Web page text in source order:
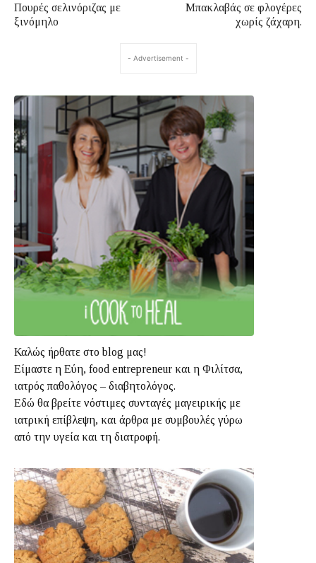
Πουρές σελινόριζας με
ξινόμηλο
Μπακλαβάς σε φλογέρες
χωρίς ζάχαρη.
- Advertisement -
Καλώς ήρθατε στο blog μας!
Είμαστε η Εύη, food entrepreneur και η Φιλίτσα,
ιατρός παθολόγος – διαβητολόγος.
Εδώ θα βρείτε νόστιμες συνταγές μαγειρικής με
ιατρική επίβλεψη, και άρθρα με συμβουλές γύρω
από την υγεία και τη διατροφή.